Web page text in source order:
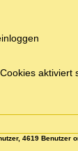
aktiviert
4619 Benutzer